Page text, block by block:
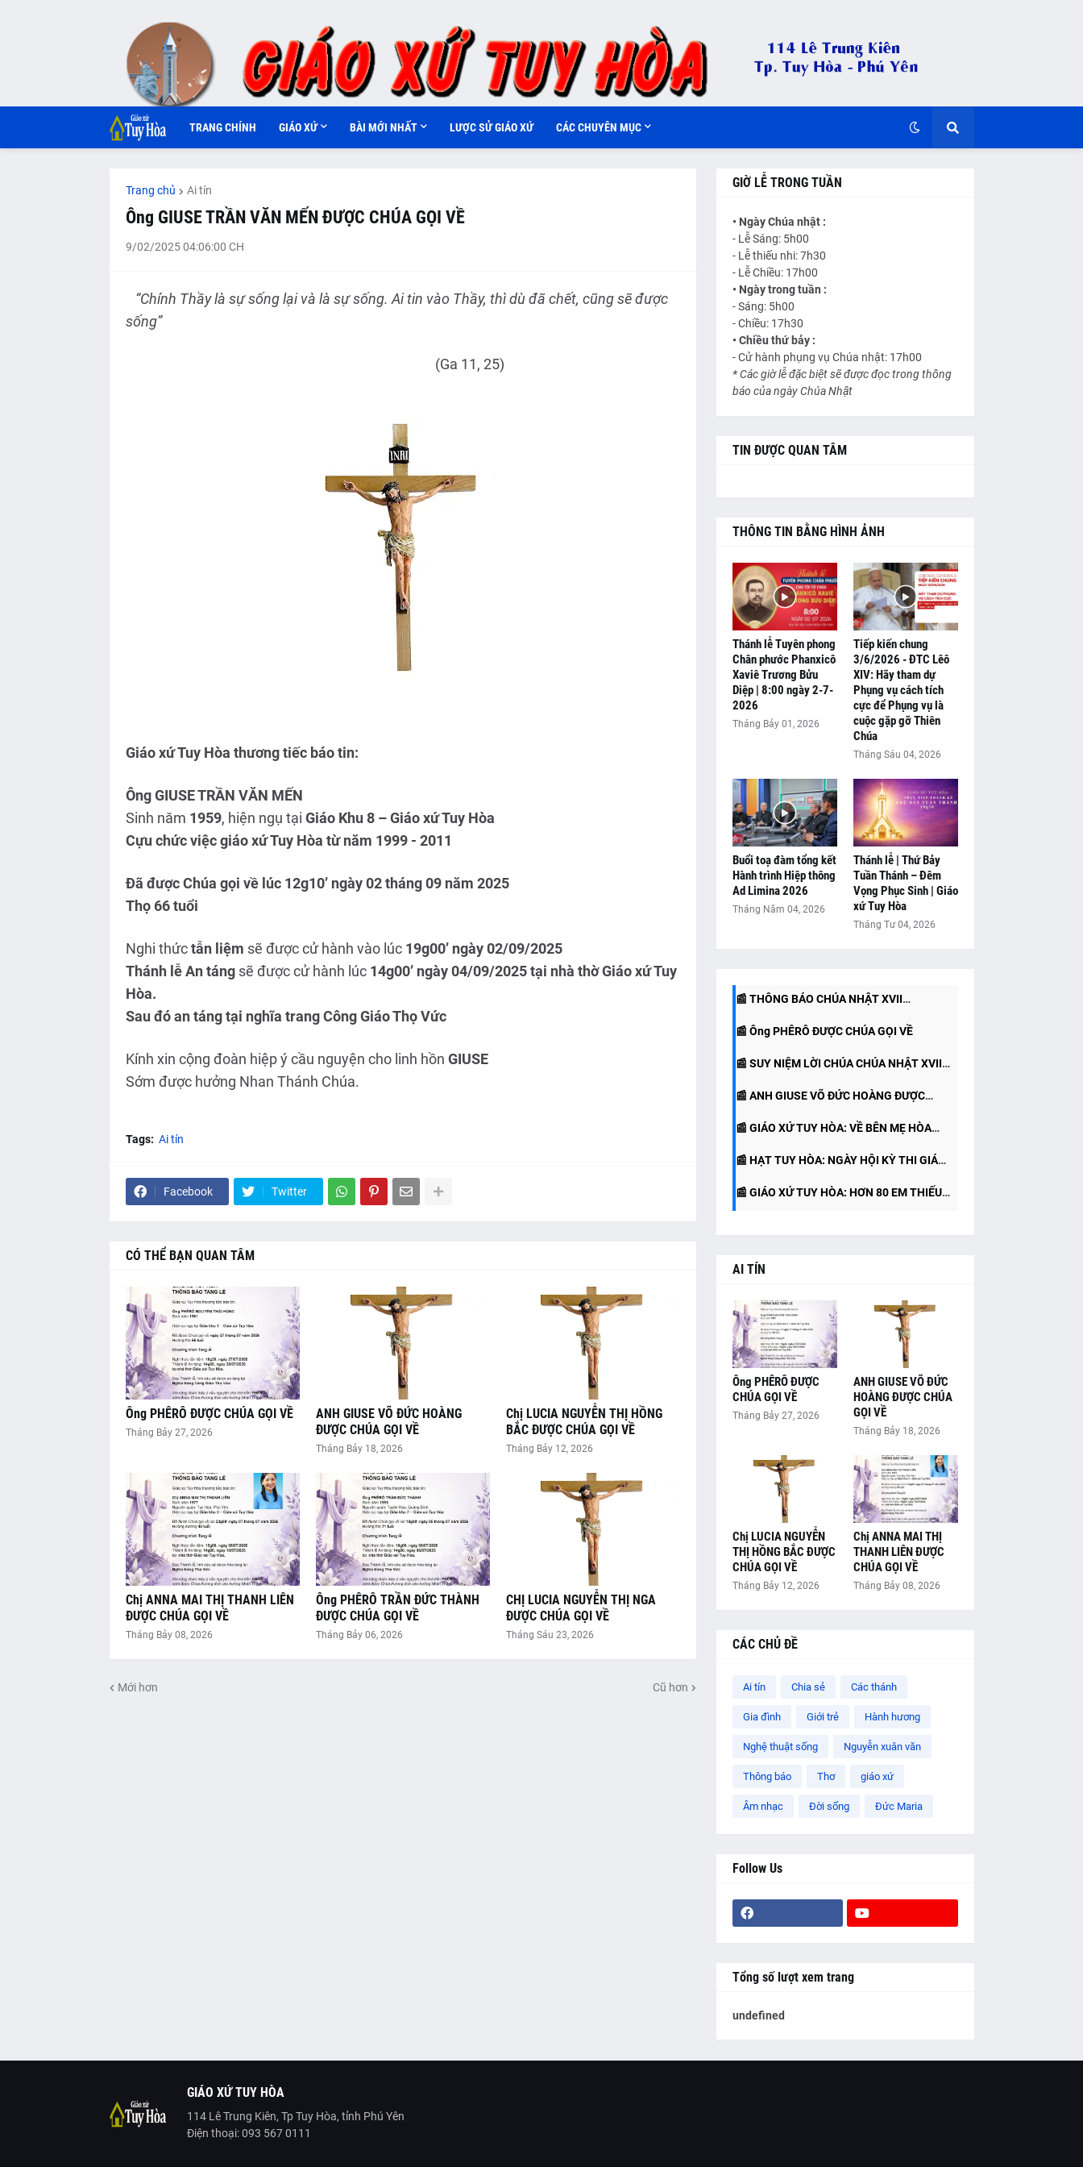
TRANG CHÍNH GIÁO XỨ BÀI MỚI NHẤT LƯỢC SỬ GIÁO XỨ CÁC CHUYÊN MỤC
Trang chủ Ai tín
Ông GIUSE TRẦN VĂN MẾN ĐƯỢC CHÚA GỌI VỀ
9/02/2025 04:06:00 CH
“Chính Thầy là sự sống lại và là sự sống. Ai tin vào Thầy, thì dù đã chết, cũng sẽ được
sống”
(Ga 11, 25)
Giáo xứ Tuy Hòa thương tiếc báo tin:
Ông GIUSE TRẦN VĂN MẾN
Sinh năm 1959, hiện ngụ tại Giáo Khu 8 – Giáo xứ Tuy Hòa
Cựu chức việc giáo xứ Tuy Hòa từ năm 1999 - 2011
Đã được Chúa gọi về lúc 12g10’ ngày 02 tháng 09 năm 2025
Thọ 66 tuổi
Nghi thứctẫn liệm sẽ được cử hành vào lúc 19g00’ ngày 02/09/2025
Thánh lễ An tángsẽ được cử hành lúc 14g00’ ngày 04/09/2025 tại nhà thờ Giáo xứ Tuy
Hòa.
Sau đó an táng tại nghĩa trangCông Giáo Thọ Vức
Kính xin cộng đoàn hiệp ý cầu nguyện cho linh hồn GIUSE
Sớm được hưởng Nhan Thánh Chúa.
Tags: Ai tín
Facebook Twitter
CÓ THỂ BẠN QUAN TÂM
Ông PHÊRÔ ĐƯỢC CHÚA GỌI VỀ
Tháng Bảy 27, 2026
ANH GIUSE VÕ ĐỨC HOÀNG
ĐƯỢC CHÚA GỌI VỀ
Tháng Bảy 18, 2026
Chị LUCIA NGUYỄN THỊ HỒNG
BẮC ĐƯỢC CHÚA GỌI VỀ
Tháng Bảy 12, 2026
Chị ANNA MAI THỊ THANH LIÊN
ĐƯỢC CHÚA GỌI VỀ
Tháng Bảy 08, 2026
Ông PHÊRÔ TRẦN ĐỨC THÀNH
ĐƯỢC CHÚA GỌI VỀ
Tháng Bảy 06, 2026
CHỊ LUCIA NGUYỄN THỊ NGA
ĐƯỢC CHÚA GỌI VỀ
Tháng Sáu 23, 2026
Mới hơn Cũ hơn
GIỜ LỄ TRONG TUẦN
• Ngày Chúa nhật :
- Lễ Sáng: 5h00
- Lễ thiếu nhi: 7h30
- Lễ Chiều: 17h00
• Ngày trong tuần :
- Sáng: 5h00
- Chiều: 17h30
• Chiều thứ bảy :
- Cử hành phụng vụ Chúa nhật: 17h00
* Các giờ lễ đặc biệt sẽ được đọc trong thông
báo của ngày Chúa Nhật
TIN ĐƯỢC QUAN TÂM
THÔNG TIN BẰNG HÌNH ẢNH
Thánh lễ Tuyên phong
Chân phước Phanxicô
Xaviê Trương Bửu
Diệp | 8:00 ngày 2-7-
2026
Tháng Bảy 01, 2026
Tiếp kiến chung
3/6/2026 - ĐTC Lêô
XIV: Hãy tham dự
Phụng vụ cách tích
cực để Phụng vụ là
cuộc gặp gỡ Thiên
Chúa
Tháng Sáu 04, 2026
Buổi toạ đàm tổng kết
Hành trình Hiệp thông
Ad Limina 2026
Tháng Năm 04, 2026
Thánh lễ | Thứ Bảy
Tuần Thánh – Đêm
Vọng Phục Sinh | Giáo
xứ Tuy Hòa
Tháng Tư 04, 2026
📰 SUY NIỆM LỜI CHÚA - CHÚA NHẬT XIX
📰 THÔNG BÁO CHÚA NHẬT XVIII
THƯỜNG NIÊN NĂM A
📰 THÔNG BÁO CHÚA NHẬT XVII
THƯỜNG NIÊN NĂM A (26/07/2026)
📰 Ông PHÊRÔ ĐƯỢC CHÚA GỌI VỀ
📰 SUY NIỆM LỜI CHÚA CHÚA NHẬT XVII
THƯỜNG NIÊN NĂM A (26.07.2026)
📰 ANH GIUSE VÕ ĐỨC HOÀNG ĐƯỢC
CHÚA GỌI VỀ
📰 GIÁO XỨ TUY HÒA: VỀ BÊN MẸ HÒA
BÌNH – MỘT HÀNH TRÌNH TẠ ƠN
📰 HẠT TUY HÒA: NGÀY HỘI KỲ THI GIÁO
LÝ CẤP GIÁO HẠT
📰 GIÁO XỨ TUY HÒA: HƠN 80 EM THIẾU
AI TÍN
Ông PHÊRÔ ĐƯỢC
CHÚA GỌI VỀ
Tháng Bảy 27, 2026
ANH GIUSE VÕ ĐỨC
HOÀNG ĐƯỢC CHÚA
GỌI VỀ
Tháng Bảy 18, 2026
Chị LUCIA NGUYỄN
THỊ HỒNG BẮC ĐƯỢC
CHÚA GỌI VỀ
Tháng Bảy 12, 2026
Chị ANNA MAI THỊ
THANH LIÊN ĐƯỢC
CHÚA GỌI VỀ
Tháng Bảy 08, 2026
CÁC CHỦ ĐỀ
Ai tín Chia sẻ Các thánh
Gia đình Giới trẻ Hành hương
Nghệ thuật sống Nguyễn xuân văn
Thông báo Thơ giáo xứ
Âm nhạc Đời sống Đức Maria
Follow Us
Tổng số lượt xem trang
undefned
GIÁO XỨ TUY HÒA
114 Lê Trung Kiên, Tp Tuy Hòa, tỉnh Phú Yên
Điện thoại: 093 567 0111